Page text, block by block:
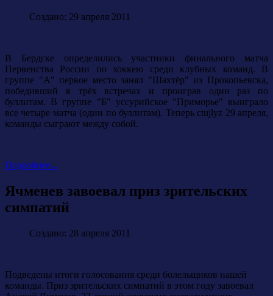
Создано: 29 апреля 2011
В Бердске определились участники финального матча
Первенства России по хоккею среди клубных команд. В
группе "А" первое место занял "Шахтёр" из Прокопьевска,
победивший в трёх встречах и проиграв один раз по
буллитам. В группе "Б" уссурийское "Приморье" выиграло
все четыре матча (один по буллитам). Теперь ctujlyz 29 апреля,
команды сыграют между собой.
Подробнее...
Ячменев завоевал приз зрительских
симпатий
Создано: 28 апреля 2011
Подведены итоги голосования среди болельщиков нашей
команды. Приз зрительских симпатий в этом году завоевал